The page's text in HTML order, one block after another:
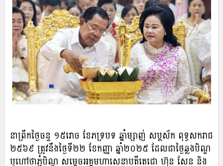
នាព្រឹកថ្ងៃចន្ទ ១៥រោច ខែភទ្របទ ឆ្នាំម្សាញ់ សប្តស័ក ពុទ្ធសករាជ
២៥៦៩ ត្រូវនឹងថ្ងៃទី២២ ខែកញ្ញា ឆ្នាំ២០២៥ ដែលជាថ្ងៃឆ្លងបិណ្ឌ
ឬហៅថាភ្ជុំបិណ្ឌ សម្តេចអគ្គមហាសេនាបតីតេជោ ហ៊ុន សែន និង